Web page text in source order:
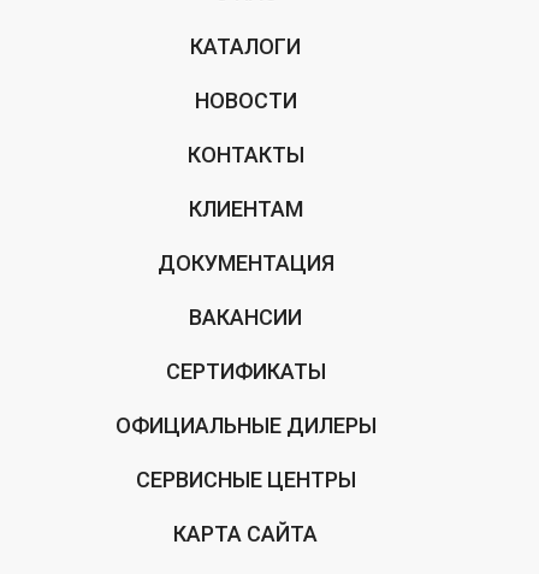
КАТАЛОГИ
НОВОСТИ
КОНТАКТЫ
КЛИЕНТАМ
ДОКУМЕНТАЦИЯ
ВАКАНСИИ
СЕРТИФИКАТЫ
ОФИЦИАЛЬНЫЕ ДИЛЕРЫ
СЕРВИСНЫЕ ЦЕНТРЫ
КАРТА САЙТА